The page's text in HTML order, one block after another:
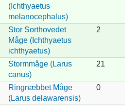
(Ichthyaetus
melanocephalus)
Stor Sorthovedet
Måge (Ichthyaetus
ichthyaetus)
2
Stormmåge (Larus
canus)
21
Ringnæbbet Måge
(Larus delawarensis)
0